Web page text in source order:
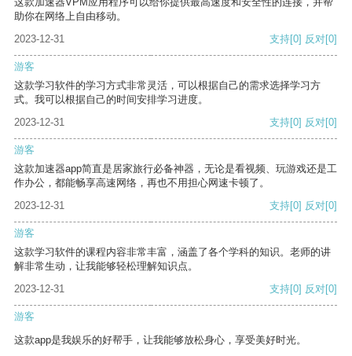
助你在网络上自由移动。
2023-12-31
支持[0] 反对[0]
游客
这款学习软件的学习方式非常灵活，可以根据自己的需求选择学习方
式。我可以根据自己的时间安排学习进度。
2023-12-31
支持[0] 反对[0]
游客
这款加速器app简直是居家旅行必备神器，无论是看视频、玩游戏还是工
作办公，都能畅享高速网络，再也不用担心网速卡顿了。
2023-12-31
支持[0] 反对[0]
游客
这款学习软件的课程内容非常丰富，涵盖了各个学科的知识。老师的讲
解非常生动，让我能够轻松理解知识点。
2023-12-31
支持[0] 反对[0]
游客
这款app是我娱乐的好帮手，让我能够放松身心，享受美好时光。